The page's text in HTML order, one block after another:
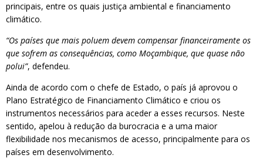
principais, entre os quais justiça ambiental e financiamento
climático.
“Os países que mais poluem devem compensar financeiramente os
que sofrem as consequências, como Moçambique, que quase não
polui”, defendeu.
Ainda de acordo com o chefe de Estado, o país já aprovou o
Plano Estratégico de Financiamento Climático e criou os
instrumentos necessários para aceder a esses recursos. Neste
sentido, apelou à redução da burocracia e a uma maior
flexibilidade nos mecanismos de acesso, principalmente para os
países em desenvolvimento.